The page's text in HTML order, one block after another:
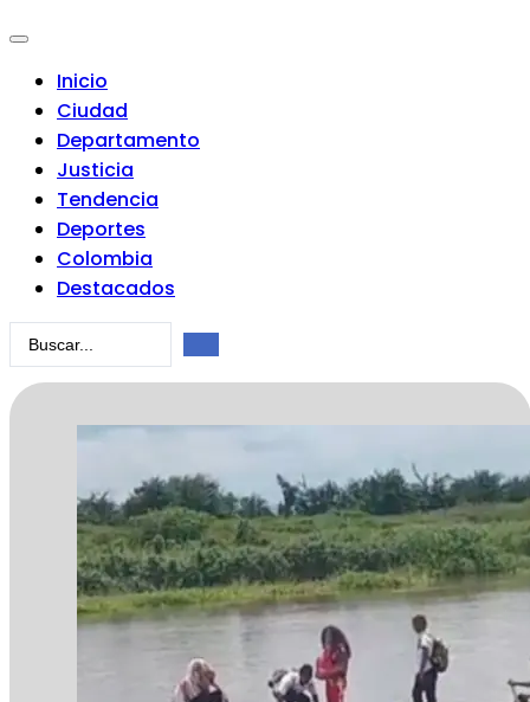
Inicio
Ciudad
Departamento
Justicia
Tendencia
Deportes
Colombia
Destacados
Search